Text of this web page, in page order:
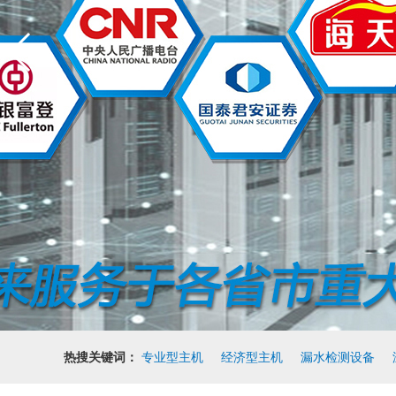
热搜关键词： 专业型主机 经济型主机 漏水检测设备